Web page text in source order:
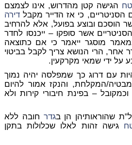
הגישה קטן מהדרוש, אינו לצמצם
הסניטריים, כי אז הדייר מקבלדירה
הוסכם ובוצע בפועל, אלא להרחיב
אשר סופקו – ייכנסו לחדר
מוסגר ייאמר כי אם כתוצאה
אחר, הרי הנושא צריך לקבל בביטוי
על ידי שמאי מקרקעין.
עם דרוג כך שמפלסה יהיה נמוך
המקלחת, והנקז אמור להיום
– בפינת חיבורי קירות ולא
שהוראותיהן הן בגדר חובה ללא
גישה זהות לאלו שכלולות בתקן